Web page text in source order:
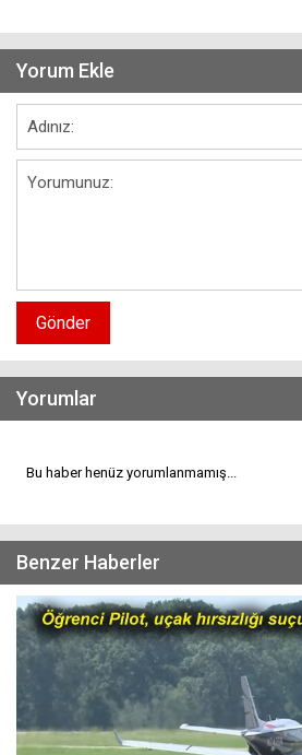
Yorum Ekle
Gönder
Yorumlar
Bu haber henüz yorumlanmamış...
Benzer Haberler